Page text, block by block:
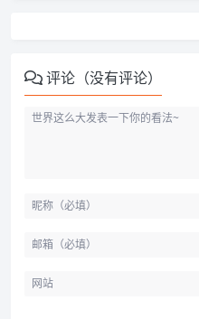
评论（没有评论）